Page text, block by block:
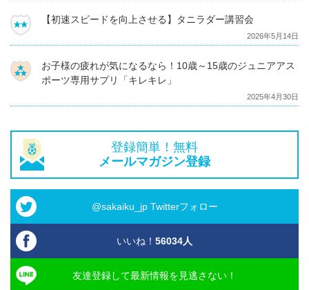
【初速スピードを向上させる】タニラダー講習会
2026年5月14日
お子様の疲れが気になるなら！10歳～15歳のジュニアアス
ポーツ専用サプリ「キレキレ」
2025年4月30日
登録簡単！無料
メールマガジン登録
@sakaiku_jp Twitterフォロー
いいね！ 56034人
友達登録して最新情報を見逃さない！